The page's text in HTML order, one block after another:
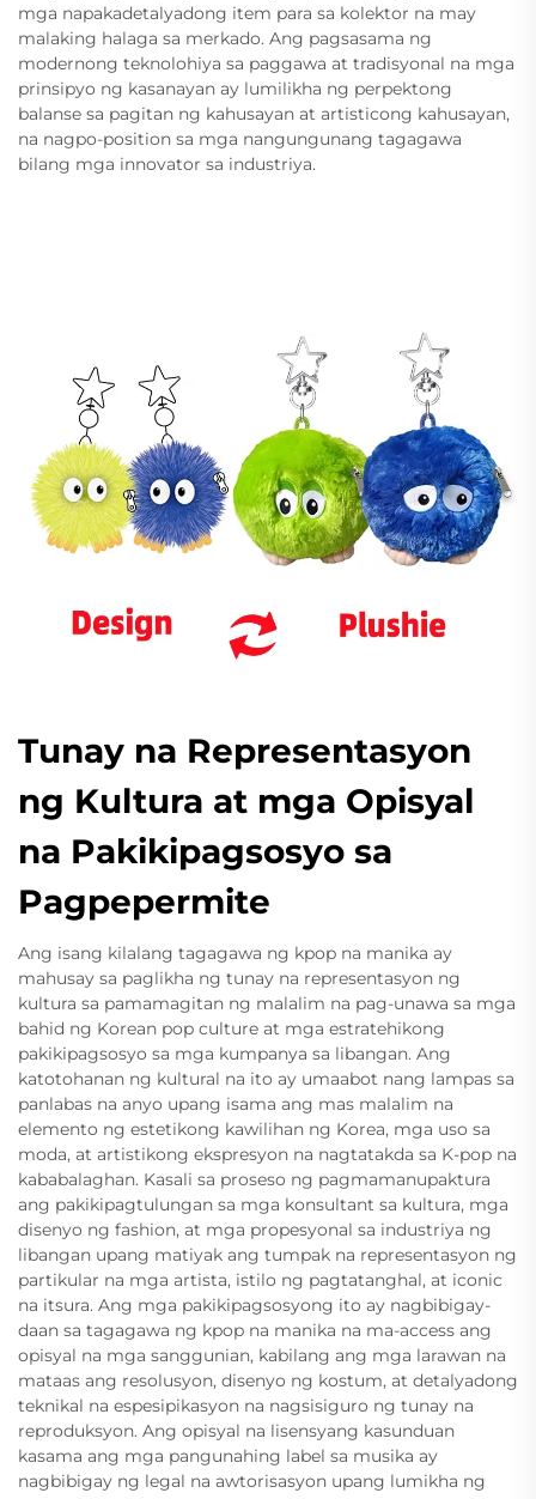
mga napakadetalyadong item para sa kolektor na may
malaking halaga sa merkado. Ang pagsasama ng
modernong teknolohiya sa paggawa at tradisyonal na mga
prinsipyo ng kasanayan ay lumilikha ng perpektong
balanse sa pagitan ng kahusayan at artisticong kahusayan,
na nagpo-position sa mga nangungunang tagagawa
bilang mga innovator sa industriya.
Tunay na Representasyon
ng Kultura at mga Opisyal
na Pakikipagsosyo sa
Pagpepermite
Ang isang kilalang tagagawa ng kpop na manika ay
mahusay sa paglikha ng tunay na representasyon ng
kultura sa pamamagitan ng malalim na pag-unawa sa mga
bahid ng Korean pop culture at mga estratehikong
pakikipagsosyo sa mga kumpanya sa libangan. Ang
katotohanan ng kultural na ito ay umaabot nang lampas sa
panlabas na anyo upang isama ang mas malalim na
elemento ng estetikong kawilihan ng Korea, mga uso sa
moda, at artistikong ekspresyon na nagtatakda sa K-pop na
kababalaghan. Kasali sa proseso ng pagmamanupaktura
ang pakikipagtulungan sa mga konsultant sa kultura, mga
disenyo ng fashion, at mga propesyonal sa industriya ng
libangan upang matiyak ang tumpak na representasyon ng
partikular na mga artista, istilo ng pagtatanghal, at iconic
na itsura. Ang mga pakikipagsosyong ito ay nagbibigay-
daan sa tagagawa ng kpop na manika na ma-access ang
opisyal na mga sanggunian, kabilang ang mga larawan na
mataas ang resolusyon, disenyo ng kostum, at detalyadong
teknikal na espesipikasyon na nagsisiguro ng tunay na
reproduksyon. Ang opisyal na lisensyang kasunduan
kasama ang mga pangunahing label sa musika ay
nagbibigay ng legal na awtorisasyon upang lumikha ng